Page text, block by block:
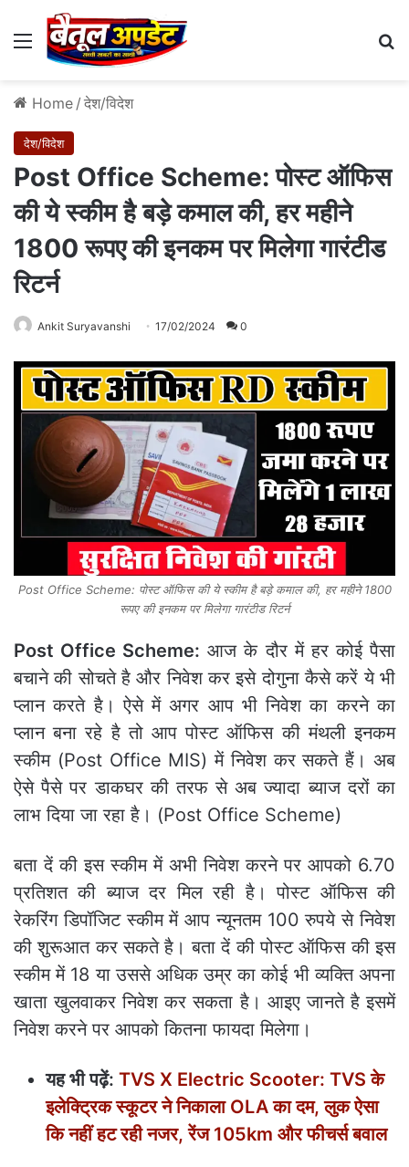
Menu
Home / देश/विदेश
देश/विदेश
Post Office Scheme: पोस्‍ट ऑफिस
की ये स्‍कीम है बड़े कमाल की, हर महीने
1800 रूपए की इनकम पर मिलेगा गारंटीड
रिटर्न
Ankit Suryavanshi 17/02/2024 0
Post Office Scheme: पोस्‍ट ऑफिस की ये स्‍कीम है बड़े कमाल की, हर महीने 1800
रूपए की इनकम पर मिलेगा गारंटीड रिटर्न
Post Office Scheme: आज के दौर में हर कोई पैसा
बचाने की सोचते है और निवेश कर इसे दोगुना कैसे करें ये भी
प्लान करते है। ऐसे में अगर आप भी निवेश का करने का
प्‍लान बना रहे है तो आप पोस्‍ट ऑफिस की मंथली इनकम
स्‍कीम (Post Office MIS) में निवेश कर सकते हैं। अब
ऐसे पैसे पर डाकघर की तरफ से अब ज्यादा ब्याज दरों का
लाभ दिया जा रहा है। (Post Office Scheme)
बता दें की इस स्कीम में अभी निवेश करने पर आपको 6.70
प्रतिशत की ब्याज दर मिल रही है। पोस्ट ऑफिस की
रेकरिंग डिपॉजिट स्कीम में आप न्यूनतम 100 रुपये से निवेश
की शुरूआत कर सकते है। बता दें की पोस्ट ऑफिस की इस
स्कीम में 18 या उससे अधिक उम्र का कोई भी व्यक्ति अपना
खाता खुलवाकर निवेश कर सकता है। आइए जानते है इसमें
निवेश करने पर आपको कितना फायदा मिलेगा।
यह भी पढ़ें: TVS X Electric Scooter: TVS के
इलेक्ट्रिक स्कूटर ने निकाला OLA का दम, लुक ऐसा
कि नहीं हट रही नजर, रेंज 105km और फीचर्स बवाल